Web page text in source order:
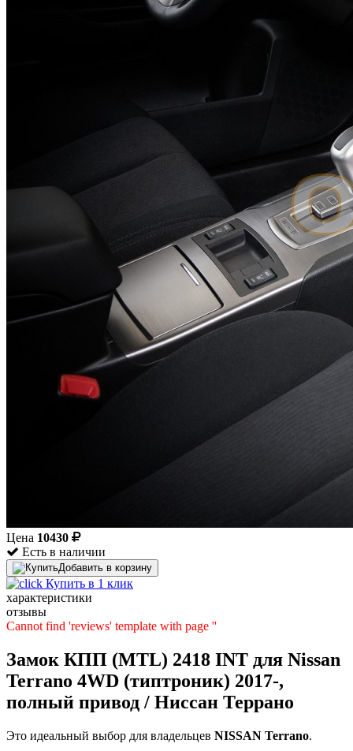
Цена 10430
Есть в наличии
Добавить в корзину
Купить в 1 клик
характеристики
отзывы
Cannot find 'reviews' template with page ''
Замок КПП (MTL) 2418 INT для Nissan
Terrano 4WD (типтроник) 2017-,
полный привод / Ниссан Террано
Это идеальный выбор для владельцев NISSAN Terrano.